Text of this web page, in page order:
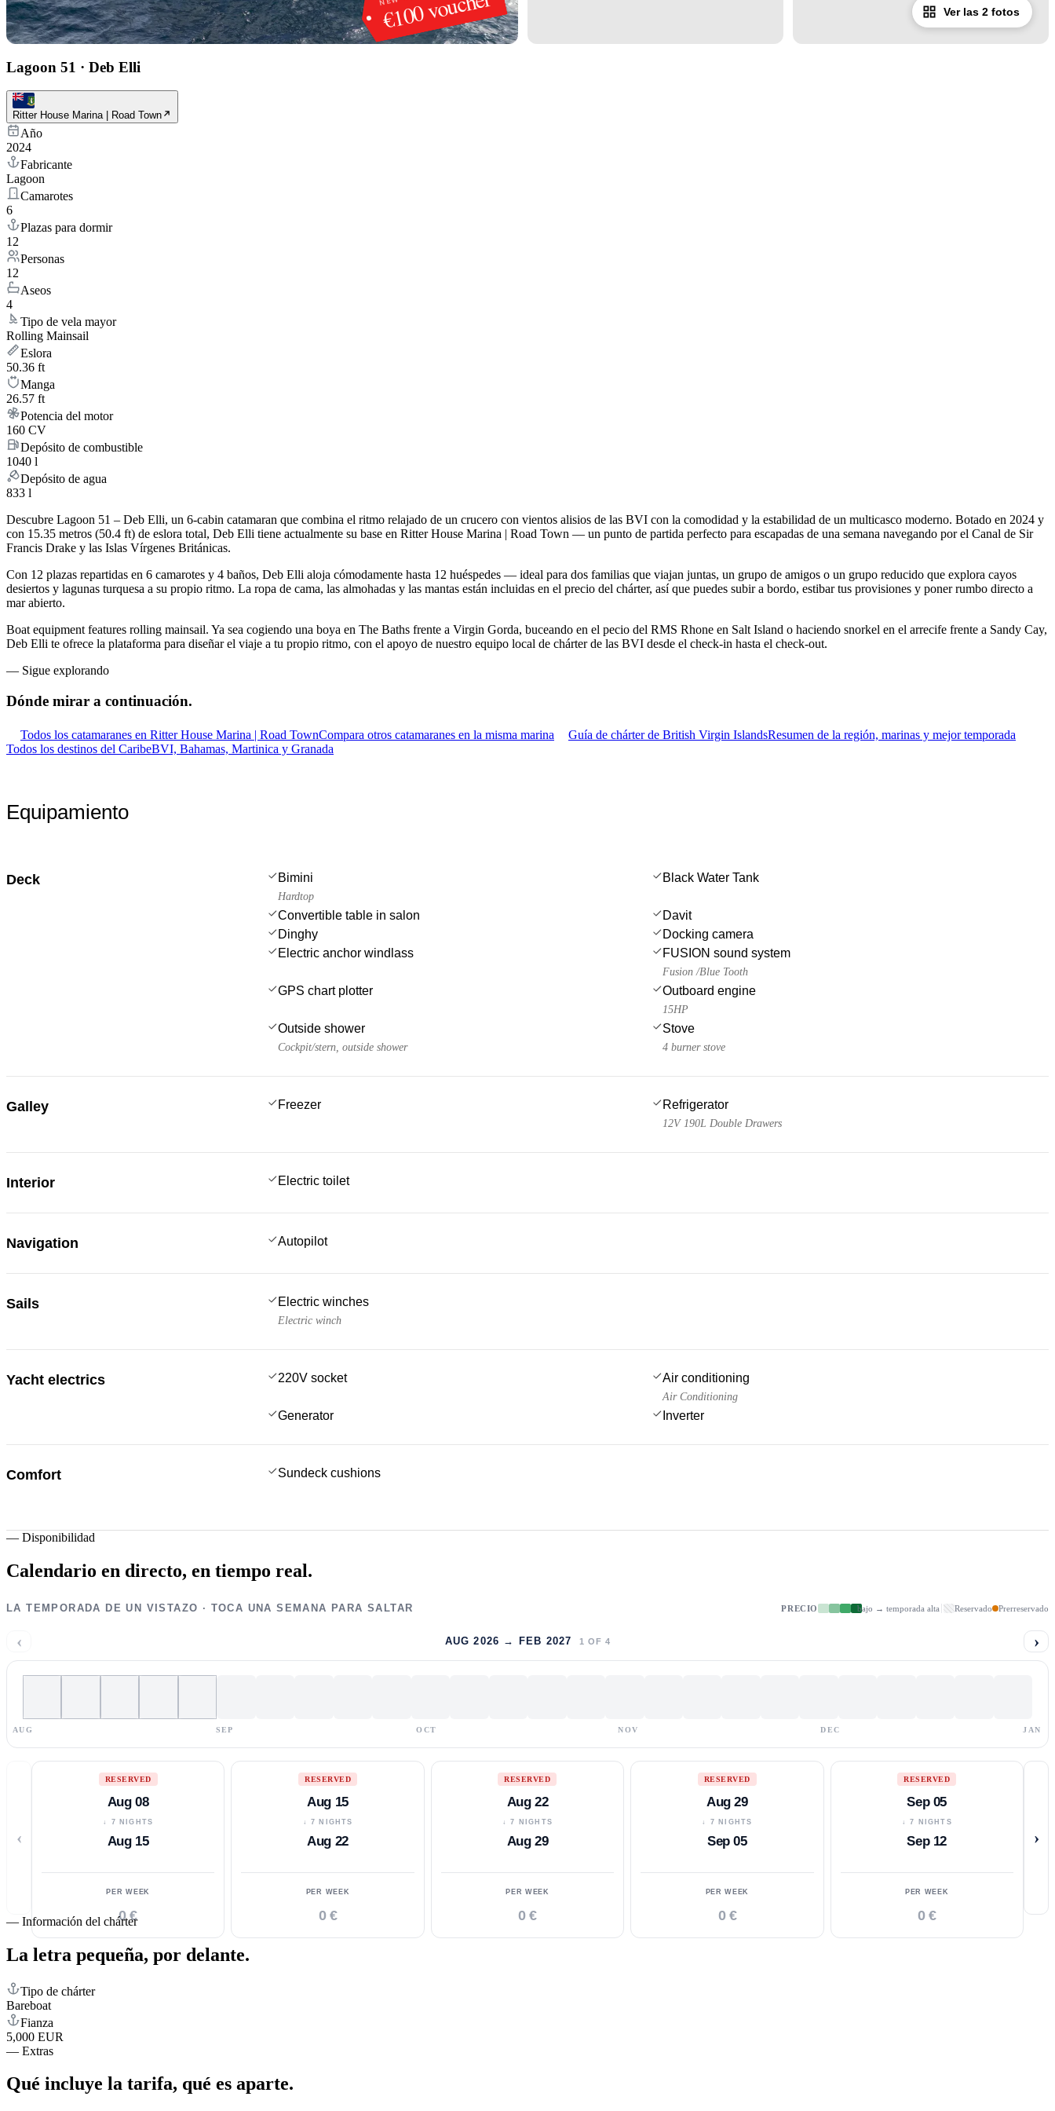
Ver las 2 fotos
Lagoon 51 · Deb Elli
Ritter House Marina | Road Town
Año
2024
Fabricante
Lagoon
Camarotes
6
Plazas para dormir
12
Personas
12
Aseos
4
Tipo de vela mayor
Rolling Mainsail
Eslora
50.36 ft
Manga
26.57 ft
Potencia del motor
160 CV
Depósito de combustible
1040 l
Depósito de agua
833 l
Descubre Lagoon 51 – Deb Elli, un 6-cabin catamaran que combina el ritmo relajado de un crucero con vientos alisios de las BVI con la comodidad y la estabilidad de un multicasco moderno. Botado en 2024 y
con 15.35 metros (50.4 ft) de eslora total, Deb Elli tiene actualmente su base en Ritter House Marina | Road Town — un punto de partida perfecto para escapadas de una semana navegando por el Canal de Sir
Francis Drake y las Islas Vírgenes Británicas.
Con 12 plazas repartidas en 6 camarotes y 4 baños, Deb Elli aloja cómodamente hasta 12 huéspedes — ideal para dos familias que viajan juntas, un grupo de amigos o un grupo reducido que explora cayos
desiertos y lagunas turquesa a su propio ritmo. La ropa de cama, las almohadas y las mantas están incluidas en el precio del chárter, así que puedes subir a bordo, estibar tus provisiones y poner rumbo directo a
mar abierto.
Boat equipment features rolling mainsail. Ya sea cogiendo una boya en The Baths frente a Virgin Gorda, buceando en el pecio del RMS Rhone en Salt Island o haciendo snorkel en el arrecife frente a Sandy Cay,
Deb Elli te ofrece la plataforma para diseñar el viaje a tu propio ritmo, con el apoyo de nuestro equipo local de chárter de las BVI desde el check-in hasta el check-out.
— Sigue explorando
Dónde mirar a continuación.
Todos los catamaranes en Ritter House Marina | Road TownCompara otros catamaranes en la misma marina Guía de chárter de British Virgin IslandsResumen de la región, marinas y mejor temporada
Todos los destinos del CaribeBVI, Bahamas, Martinica y Granada
Equipamiento
Deck Bimini
Hardtop
Black Water Tank
Convertible table in salon
Davit
Dinghy
Docking camera
Electric anchor windlass
FUSION sound system
Fusion /Blue Tooth
GPS chart plotter Outboard engine
15HP
Outside shower
Cockpit/stern, outside shower
Stove
4 burner stove
Galley Freezer Refrigerator
12V 190L Double Drawers
Interior Electric toilet
Navigation Autopilot
Sails Electric winches
Electric winch
Yacht electrics 220V socket Air conditioning
Air Conditioning
Generator Inverter
Comfort Sundeck cushions
— Disponibilidad
Calendario en directo, en tiempo real.
LA TEMPORADA DE UN VISTAZO · TOCA UNA SEMANA PARA SALTAR PRECIO bajo → temporada alta Reservado Prerreservado
‹ AUG 2026 → FEB 2027 1 OF 4 ›
AUG SEP OCT NOV DEC JAN
‹
RESERVED
Aug 08
↓ 7 NIGHTS
Aug 15
PER WEEK
0 €
RESERVED
Aug 15
↓ 7 NIGHTS
Aug 22
PER WEEK
0 €
RESERVED
Aug 22
↓ 7 NIGHTS
Aug 29
PER WEEK
0 €
RESERVED
Aug 29
↓ 7 NIGHTS
Sep 05
PER WEEK
0 €
RESERVED
Sep 05
↓ 7 NIGHTS
Sep 12
PER WEEK
0 €
›
— Información del chárter
La letra pequeña, por delante.
Tipo de chárter
Bareboat
Fianza
5,000 EUR
— Extras
Qué incluye la tarifa, qué es aparte.